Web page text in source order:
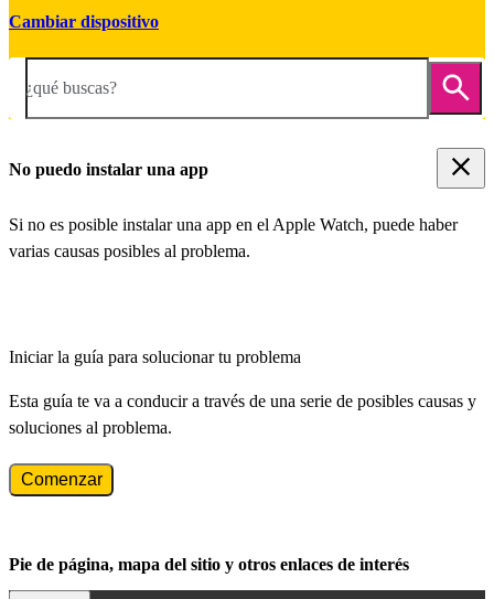
Cambiar dispositivo
¿qué buscas?
No puedo instalar una app
Si no es posible instalar una app en el Apple Watch, puede haber
varias causas posibles al problema.
Iniciar la guía para solucionar tu problema
Esta guía te va a conducir a través de una serie de posibles causas y
soluciones al problema.
Comenzar
Pie de página, mapa del sitio y otros enlaces de interés